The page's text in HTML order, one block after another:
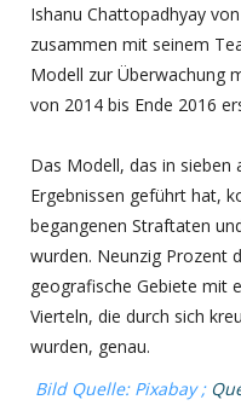
Ishanu Chattopadhyay
zusammen mit seinem
Modell zur Überwachung
von 2014 bis Ende 2016
Das Modell, das in sieben
Ergebnissen geführt hat,
begangenen Straftaten
wurden. Neunzig Prozent
geografische Gebiete mit
Vierteln, die durch sich
wurden, genau.
Bild Quelle: Pixabay ;